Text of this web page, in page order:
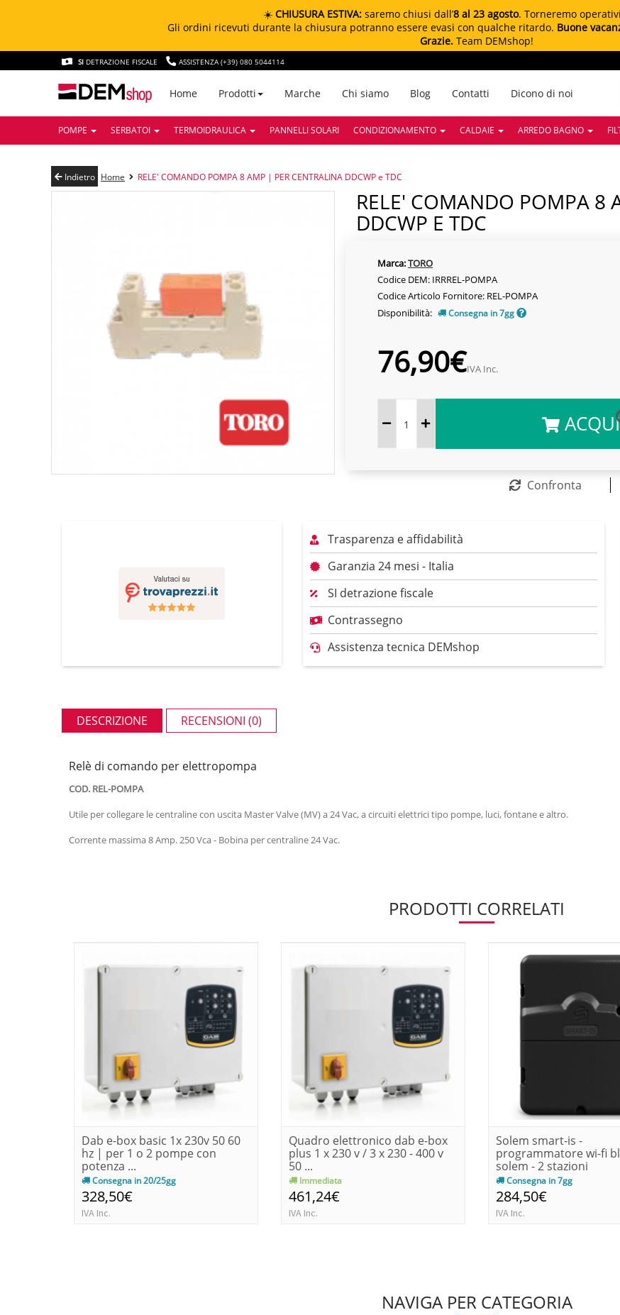
☀️ CHIUSURA ESTIVA: saremo chiusi dall’8 al 23 agosto. Torneremo
Gli ordini ricevuti durante la chiusura potranno essere evasi con qualche ritardo. Buone
Grazie. Team DEMshop!
SI DETRAZIONE FISCALE ASSISTENZA (+39) 080 5044114
Home Prodotti Marche Chi siamo Blog Contatti Dicono di noi
POMPE SERBATOI TERMOIDRAULICA PANNELLI SOLARI CONDIZIONAMENTO CALDAIE ARREDO BAGNO
Indietro Home RELE' COMANDO POMPA 8 AMP | PER CENTRALINA DDCWP e TDC
RELE' COMANDO POMPA 8 AMP | PER CENTRALINA
DDCWP E TDC
Marca:TORO
Codice DEM: IRRREL-POMPA
Codice Articolo Fornitore: REL-POMPA
Disponibilità:
Consegna in 7gg
76,90€IVA Inc.
Confronta
Trasparenza e affidabilità
Garanzia 24 mesi - Italia
SI detrazione fiscale
Contrassegno
Assistenza tecnica DEMshop
DESCRIZIONE RECENSIONI (0)
Relè di comando per elettropompa
COD. REL-POMPA
Utile per collegare le centraline con uscita Master Valve (MV) a 24 Vac, a circuiti elettrici tipo pompe, luci, fontane e altro.
Corrente massima 8 Amp. 250 Vca - Bobina per centraline 24 Vac.
PRODOTTI CORRELATI
Dab e-box basic 1x 230v 50 60
hz | per 1 o 2 pompe con
potenza ...
Consegna in 20/25gg
328,50€
IVA Inc.
Quadro elettronico dab e-box
plus 1 x 230 v / 3 x 230 - 400 v
50 ...
Immediata
461,24€
IVA Inc.
Solem smart-is -
programmatore wi-fi
solem - 2 stazioni
Consegna in 7gg
284,50€
IVA Inc.
NAVIGA PER CATEGORIA